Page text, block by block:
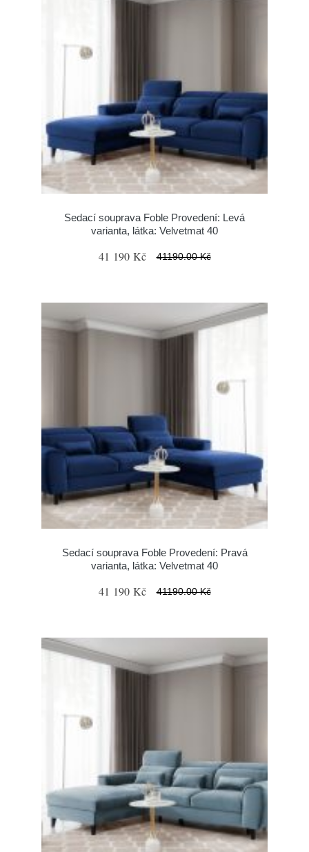
Sedací souprava Foble Provedení: Levá
varianta, látka: Velvetmat 40
41 190 Kč 41190.00 Kč
Sedací souprava Foble Provedení: Pravá
varianta, látka: Velvetmat 40
41 190 Kč 41190.00 Kč